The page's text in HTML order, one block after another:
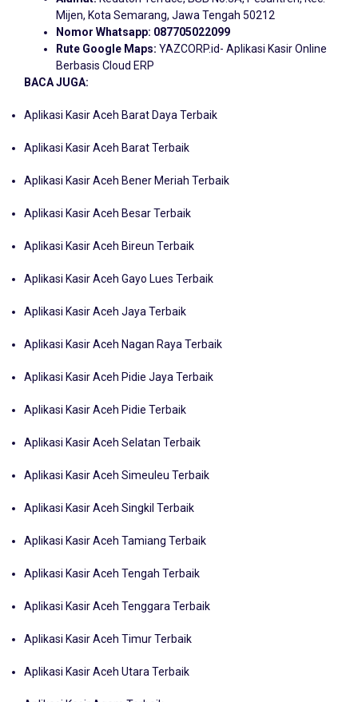
Mijen, Kota Semarang, Jawa Tengah 50212
Nomor Whatsapp: 087705022099
Rute Google Maps: YAZCORP.id- Aplikasi Kasir Online
Berbasis Cloud ERP
BACA JUGA:
Aplikasi Kasir Aceh Barat Daya Terbaik
Aplikasi Kasir Aceh Barat Terbaik
Aplikasi Kasir Aceh Bener Meriah Terbaik
Aplikasi Kasir Aceh Besar Terbaik
Aplikasi Kasir Aceh Bireun Terbaik
Aplikasi Kasir Aceh Gayo Lues Terbaik
Aplikasi Kasir Aceh Jaya Terbaik
Aplikasi Kasir Aceh Nagan Raya Terbaik
Aplikasi Kasir Aceh Pidie Jaya Terbaik
Aplikasi Kasir Aceh Pidie Terbaik
Aplikasi Kasir Aceh Selatan Terbaik
Aplikasi Kasir Aceh Simeuleu Terbaik
Aplikasi Kasir Aceh Singkil Terbaik
Aplikasi Kasir Aceh Tamiang Terbaik
Aplikasi Kasir Aceh Tengah Terbaik
Aplikasi Kasir Aceh Tenggara Terbaik
Aplikasi Kasir Aceh Timur Terbaik
Aplikasi Kasir Aceh Utara Terbaik